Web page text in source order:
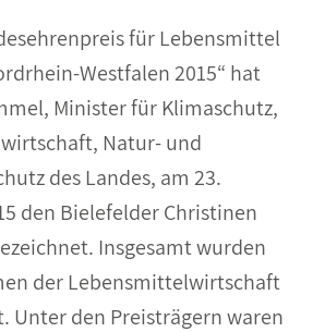
für Lebensmittel
Westfalen 2015“ hat
Minister für Klimaschutz,
Natur- und
des Landes, am 23.
den Bielefelder Christinen
Insgesamt wurden
der Lebensmittelwirtschaft
Unter den Preisträgern waren